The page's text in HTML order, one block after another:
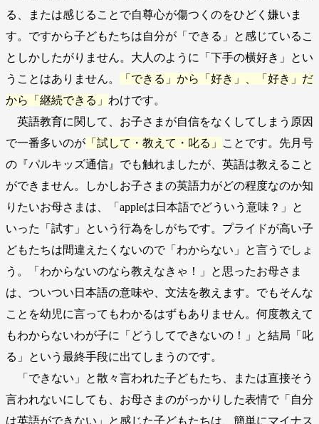
る、または感じることで自尊心が傷つくのをひどく嫌いま
す。ですから子どもたちは自分が「できる」と感じているこ
としかしたがりません。大人のように「下手の横好き」とい
うことはありません。
「できる」から「好き」、「好き」だ
から「継続できる」 わけです。
英語教育に関して、お子さまが自信をなくしてしまう原因
で一番多いのが 「試して・教えて・叱る」
ことです。先月号
の『パルキッズ通信』でも触れましたが、英語は教えること
ができません。しかしお子さまの英語力がどの程度なのか知
りたいお母さまは、「appleは日本語でどういう意味？」と
いった「試す」という行為をしがちです。プライドが高い子
どもたちは間違えたくないので「わからない」と言うでしょ
う。「わからないのなら教えなきゃ！」と思ったお母さま
は、ついつい日本語の意味や、文法を教えます。でもそんな
ことを幼児に言ってもわかるはずもありません。何度教えて
もわからないわが子に「どうしてできないの！」と結局「叱
る」という最終手段に出てしまうのです。
「できない」と散々言われた子どもたち、または直接そう
言われないにしても、お母さまのがっかりした表情で「自分
は英語ができない」と感じた子どもたちは、簡単にマイナス